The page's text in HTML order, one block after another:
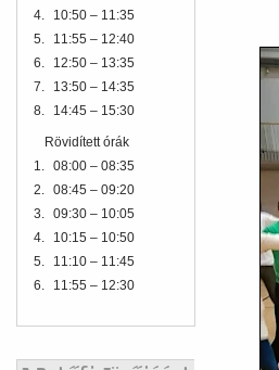
4.
10:50 – 11:35
5.
11:55 – 12:40
6.
12:50 – 13:35
7.
13:50 – 14:35
8.
14:45 – 15:30
Rövidített órák
1. 08:00 – 08:35
2. 08:45 – 09:20
3. 09:30 – 10:05
4.
10:15 – 10:50
5.
11:10 – 11:45
6.
11:55 – 12:30